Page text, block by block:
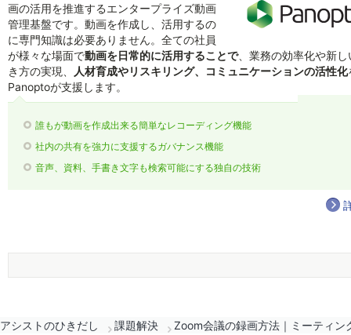
画の活用を推進するエンタープライズ動画
管理基盤です。動画を作成し、活用するの
に専門知識は必要ありません。全ての社員
が様々な場面で動画を日常的に活用することで、業務の効率化や新し
き方の実現、
人材育成やリスキリング、コミュニケーションの活性化
Panoptoが支援します。
誰もが動画を作成出来る簡単なレコーディング機能
社内の共有を強力に支援するガバナンス機能
音声、資料、手書き文字も検索可能にする独自の技術
アシストのひきだし 課題解決 Zoom会議の録画方法｜ミーティ